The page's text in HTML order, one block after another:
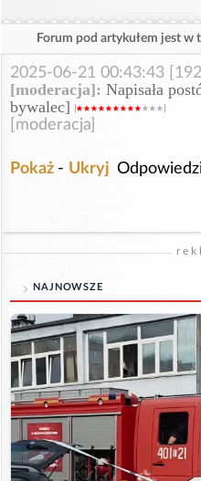
Forum pod artykułem jest
2025-06-21 00:43:43
[moderacja]: Napisała
bywalec]
[moderacja]
Pokaż - Ukryj
NAJNOWSZE